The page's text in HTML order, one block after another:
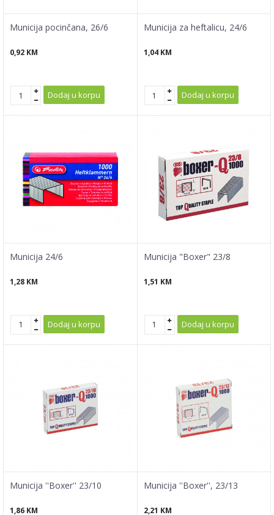
Municija pocinčana, 26/6
0,92 KM
Dodaj u korpu
Municija za heftalicu, 24/6
1,04 KM
Dodaj u korpu
Municija 24/6
1,28 KM
Dodaj u korpu
Municija "Boxer" 23/8
1,51 KM
Dodaj u korpu
Municija ''Boxer'' 23/10
1,86 KM
Municija ''Boxer'', 23/13
2,21 KM